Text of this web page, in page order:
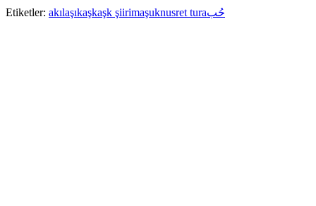
Etiketler: akılaşıkaşkaşk şiirimaşuknusret turaحُب